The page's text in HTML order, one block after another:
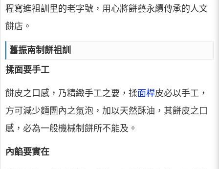
程寫進祖訓里的老字號，用心將餅藝永續傳承的人文
餅店。
舊振南制餅祖訓
揉面要手工
餅皮之口感，乃精緻手工之要，揉面桿皮必以手工，
方可減少麵團內之氣泡，加以天然酥油，其餅皮之口
感，必為一般機械制餅所不能及。
內餡要實在